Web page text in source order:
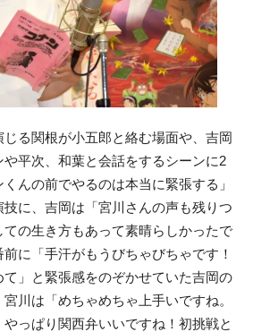
る関根が小五郎と絡む場面や、吉岡
平次、和葉と会話をするシーンに2
んの前でやるのは本当に緊張する」
に、吉岡は「宮川さんの声も残りつ
の生き方もあって素晴らしかったで
に「手汗がもうびちゃびちゃです！
て」と緊張感をのぞかせていた吉岡の
川は「めちゃめちゃ上手いですね。
っぱり関西弁いいですね！初挑戦と